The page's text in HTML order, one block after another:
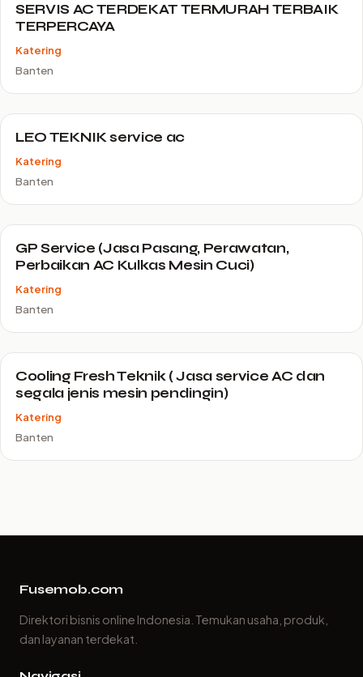
SERVIS AC TERDEKAT TERMURAH TERBAIK
TERPERCAYA
Katering
Banten
LEO TEKNIK service ac
Katering
Banten
GP Service (Jasa Pasang, Perawatan,
Perbaikan AC Kulkas Mesin Cuci)
Katering
Banten
Cooling Fresh Teknik ( Jasa service AC dan
segala jenis mesin pendingin)
Katering
Banten
Fusemob.com
Direktori bisnis online Indonesia. Temukan usaha, produk,
dan layanan terdekat.